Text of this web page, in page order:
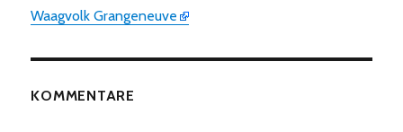
Waagvolk Grangeneuve
KOMMENTARE